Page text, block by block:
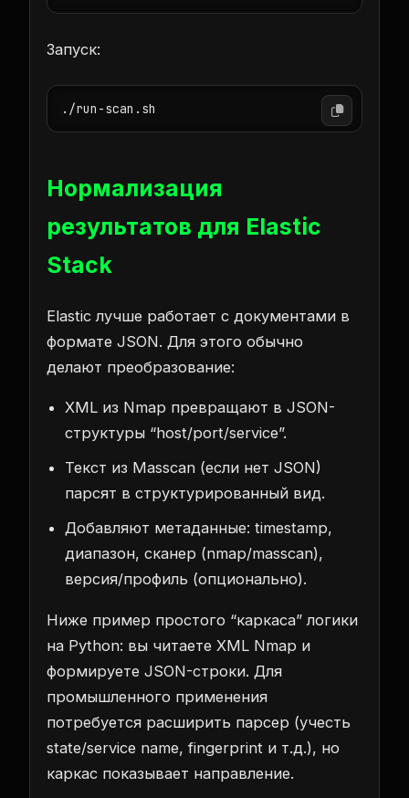
Запуск:
./run-scan.sh
Нормализация
результатов для Elastic
Stack
Elastic лучше работает с документами в
формате JSON. Для этого обычно
делают преобразование:
XML из Nmap превращают в JSON-
структуры “host/port/service”.
Текст из Masscan (если нет JSON)
парсят в структурированный вид.
Добавляют метаданные: timestamp,
диапазон, сканер (nmap/masscan),
версия/профиль (опционально).
Ниже пример простого “каркаса” логики
на Python: вы читаете XML Nmap и
формируете JSON-строки. Для
промышленного применения
потребуется расширить парсер (учесть
state/service name, fingerprint и т.д.), но
каркас показывает направление.